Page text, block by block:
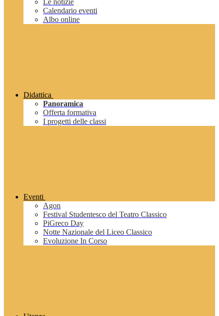
Le notizie
Calendario eventi
Albo online
Didattica
Panoramica
Offerta formativa
I progetti delle classi
Eventi
Agon
Festival Studentesco del Teatro Classico
PiGreco Day
Notte Nazionale del Liceo Classico
Evoluzione In Corso